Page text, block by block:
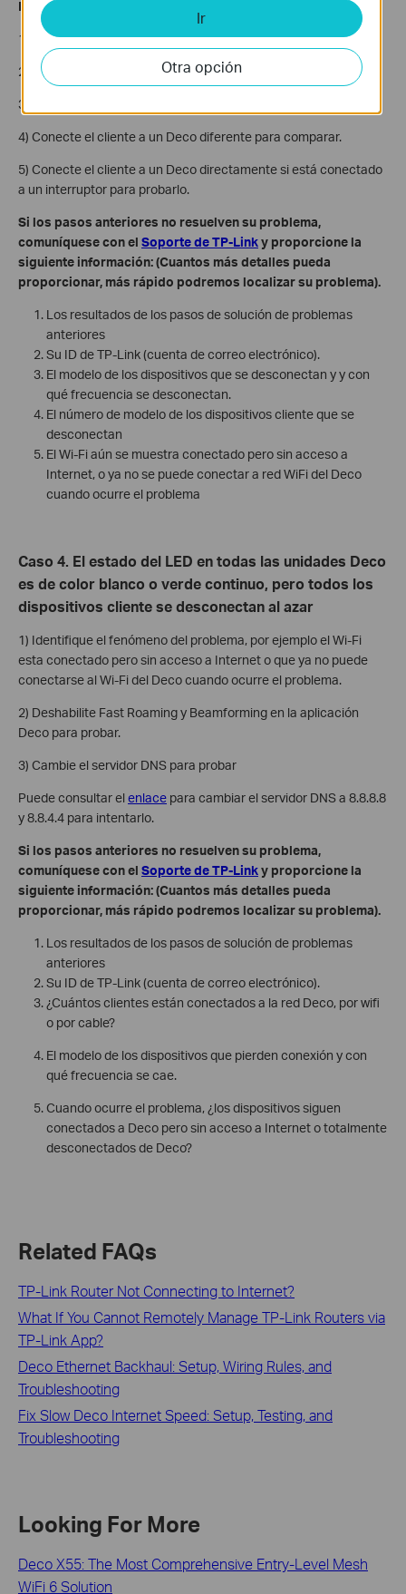
Internet repentinamente
1) Actualice el controlador del adaptador de red del cliente.
2) Cambiar el cable Ethernet entre el Deco y el cliente.
3) Cambie el puerto en el Deco o al cliente con cable.
4) Conecte el cliente a un Deco diferente para comparar.
5) Conecte el cliente a un Deco directamente si está conectado
a un interruptor para probarlo.
Si los pasos anteriores no resuelven su problema,
comuníquese con el Soporte de TP-Linky proporcione la
siguiente información: (Cuantos más detalles pueda
proporcionar, más rápido podremos localizar su problema).
Los resultados de los pasos de solución de problemas
anteriores
Su ID de TP-Link (cuenta de correo electrónico).
El modelo de los dispositivos que se desconectan y y con
qué frecuencia se desconectan.
El número de modelo de los dispositivos cliente que se
desconectan
El Wi-Fi aún se muestra conectado pero sin acceso a
Internet, o ya no se puede conectar a red WiFi del Deco
cuando ocurre el problema
Caso 4. El estado del LED en todas las unidades Deco
es de color blanco o verde continuo, pero todos los
dispositivos cliente se desconectan al azar
1) Identifique el fenómeno del problema, por ejemplo el Wi-Fi
esta conectado pero sin acceso a Internet o que ya no puede
conectarse al Wi-Fi del Deco cuando ocurre el problema.
2) Deshabilite Fast Roaming y Beamforming en la aplicación
Deco para probar.
3) Cambie el servidor DNS para probar
Puede consultar el enlace para cambiar el servidor DNS a 8.8.8.8
y 8.8.4.4 para intentarlo.
Si los pasos anteriores no resuelven su problema,
comuníquese con el Soporte de TP-Linky proporcione la
siguiente información: (Cuantos más detalles pueda
proporcionar, más rápido podremos localizar su problema).
Los resultados de los pasos de solución de problemas
anteriores
Su ID de TP-Link (cuenta de correo electrónico).
¿Cuántos clientes están conectados a la red Deco, por wifi
o por cable?
El modelo de los dispositivos que pierden conexión y con
qué frecuencia se cae.
Cuando ocurre el problema, ¿los dispositivos siguen
conectados a Deco pero sin acceso a Internet o totalmente
desconectados de Deco?
Related FAQs
TP-Link Router Not Connecting to Internet?
What If You Cannot Remotely Manage TP-Link Routers via
TP-Link App?
Deco Ethernet Backhaul: Setup, Wiring Rules, and
Troubleshooting
Fix Slow Deco Internet Speed: Setup, Testing, and
Troubleshooting
Looking For More
Deco X55: The Most Comprehensive Entry-Level Mesh
WiFi 6 Solution
Ir
Otra opción